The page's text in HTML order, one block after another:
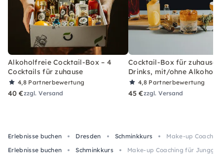
Alkoholfreie Cocktail-Box – 4
Cocktails für zuhause
4,8 Partnerbewertung
40 €zzgl. Versand
Cocktail-Box für zuhause
Drinks, mit/ohne Alkohol
4,8 Partnerbewertung
45 €zzgl. Versand
Erlebnisse buchen Dresden Schminkkurs
Make-up
Erlebnisse buchen
Schminkkurs Make-up Coaching für